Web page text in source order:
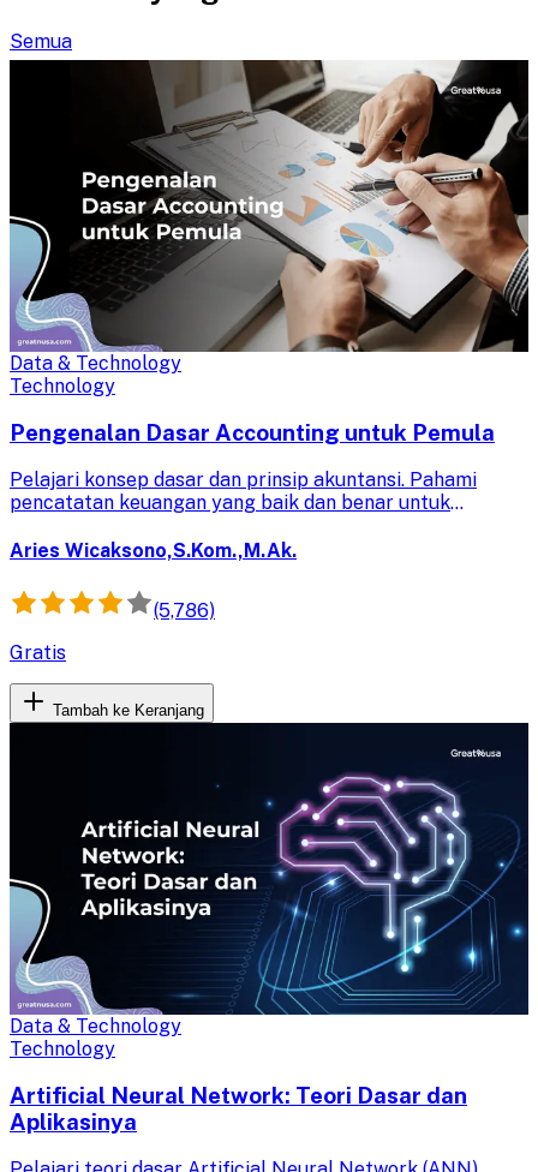
Semua
Data & Technology
Technology
Pengenalan Dasar Accounting untuk Pemula
Pelajari konsep dasar dan prinsip akuntansi. Pahami
pencatatan keuangan yang baik dan benar untuk
Aries Wicaksono,S.Kom.,M.Ak.
(5,786)
Gratis
Tambah ke Keranjang
Data & Technology
Technology
Artificial Neural Network: Teori Dasar dan
Aplikasinya